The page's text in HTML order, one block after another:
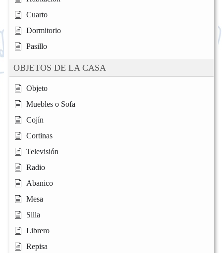
Cuarto
Dormitorio
Pasillo
OBJETOS DE LA CASA
Objeto
Muebles o Sofa
Cojín
Cortinas
Televisión
Radio
Abanico
Mesa
Silla
Librero
Repisa